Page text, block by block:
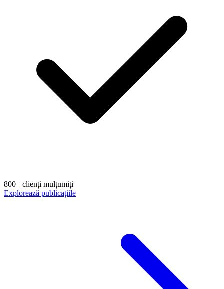
800+ clienți mulțumiți
Explorează publicațiile